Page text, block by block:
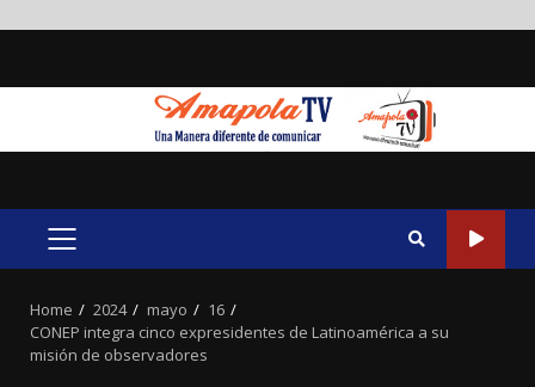
PRIMARY
Home 2024 mayo
16
CONEP integra cinco expresidentes de Latinoamérica a su
misión de observadores